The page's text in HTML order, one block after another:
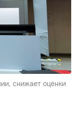
снижает оценки